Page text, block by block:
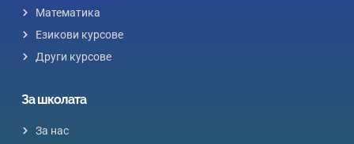
Математика
Езикови курсове
Други курсове
За школата
За нас